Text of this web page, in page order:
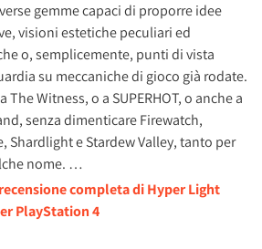
gemme capaci di proporre idee
visioni estetiche peculiari ed
o, semplicemente, punti di vista
su meccaniche di gioco già rodate.
The Witness, o a SUPERHOT, o anche a
senza dimenticare Firewatch,
Shardlight e Stardew Valley, tanto per
nome. …
completa di Hyper Light
PlayStation 4